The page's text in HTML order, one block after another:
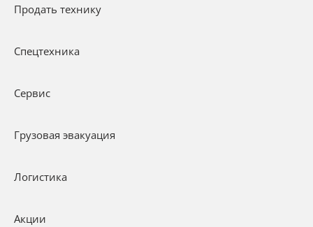
Продать технику
Спецтехника
Сервис
Грузовая эвакуация
Логистика
Акции